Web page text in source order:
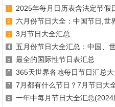
2025年每月日历表含法定节假
六月份节日大全：中国节日,世
3月节日大全汇总
五月份节日大全汇总：中国、
最全的国际性节日表汇总
365天世界各地每日节日汇总
7月都有什么节日？7月节日大
一年中每月节日大全汇总(2024